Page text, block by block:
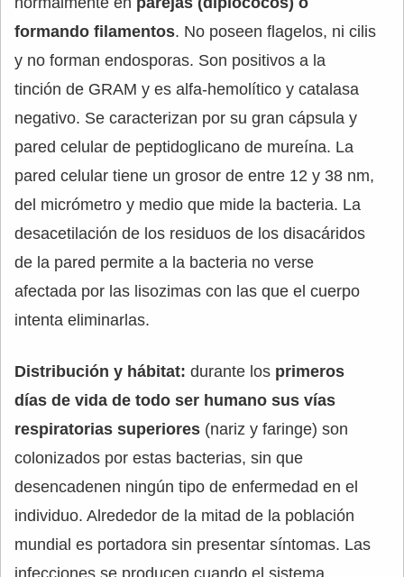
formando filamentos. No poseen flagelos, ni cilis
y no forman endosporas. Son positivos a la
tinción de GRAM y es alfa-hemolítico y catalasa
negativo. Se caracterizan por su gran cápsula y
pared celular de peptidoglicano de mureína. La
pared celular tiene un grosor de entre 12 y 38 nm,
del micrómetro y medio que mide la bacteria. La
desacetilación de los residuos de los disacáridos
de la pared permite a la bacteria no verse
afectada por las lisozimas con las que el cuerpo
intenta eliminarlas.
Distribución y hábitat: durante los primeros
días de vida de todo ser humano sus vías
respiratorias superiores (nariz y faringe) son
colonizados por estas bacterias, sin que
desencadenen ningún tipo de enfermedad en el
individuo. Alrededor de la mitad de la población
mundial es portadora sin presentar síntomas. Las
infecciones se producen cuando el sistema